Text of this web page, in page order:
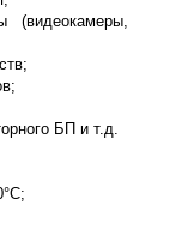
(видеокамеры,
БП и т.д.